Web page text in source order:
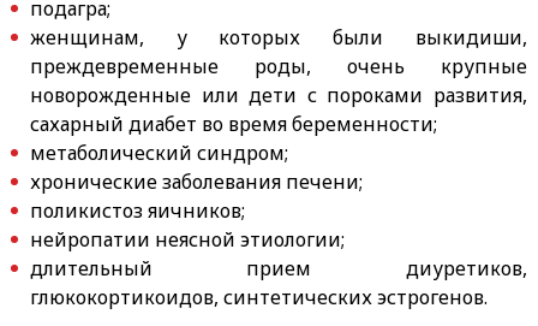
подагра;
женщинам, у которых были выкидиши,
преждевременные роды, очень крупные
новорожденные или дети с пороками развития,
сахарный диабет во время беременности;
метаболический синдром;
хронические заболевания печени;
поликистоз яичников;
нейропатии неясной этиологии;
длительный прием диуретиков,
глюкокортикоидов, синтетических эстрогенов.